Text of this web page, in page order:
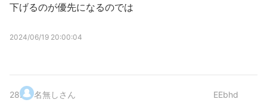
下げるのが優先になるのでは
2024/06/19 20:00:04
28. 名無しさん EEbhd